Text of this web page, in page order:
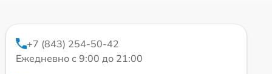
+7 (843) 254-50-42
Ежедневно с 9:00 до 21:00